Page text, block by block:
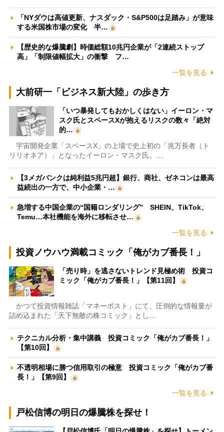
「NYダウは高値更新、ナスダック・S&P500は足踏み」が意味
する米国株市場の変化 半…
【歴史的な爆騰劇】時価総額10兆円企業が「2連続ストップ
高」「制限値幅拡大」の衝撃 フ…
一覧を見る
大前研一「ビジネス新大陸」の歩き方
「いつ暴発してもおかしくはない」イーロン・マ
スク氏とスペースXが抱えるリスクの数々「絶対
的…
宇宙開発企業「スペースX」の上場で史上初の「兆万長者（ト
リリオネア）」となったイーロン・マスク氏。…
【3メガバンクは純利益5兆円超】銀行、商社、ゼネコンは最高
益続出の一方で、中小企業・…
急増する中国企業の“国籍ロンダリング” SHEIN、TikTok、
Temu…本社機能を海外に移転させ…
一覧を見る
投資ノウハウ満載コミック「俺がカブ番長！」
「売り時」を逃さないトレンド見極め術 投資コ
ミック「俺がカブ番長！」【第11回】
かつて投資情報雑誌「マネーポスト」にて、圧倒的な情報量が
詰め込まれた「天下無敵の株コミック」とし…
テクニカル分析・集中講義 投資コミック「俺がカブ番長！」
【第10回】
不透明相場に勝つ信用取引の極意 投資コミック「俺がカブ番
長！」【第9回】
一覧を見る
戸松信博の明日の爆騰株を探せ！